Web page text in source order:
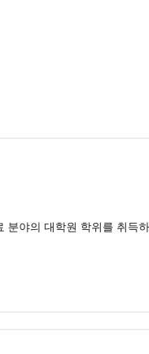
야의 대학원 학위를 취득